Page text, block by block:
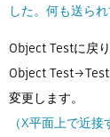
した。何も送ら
Object Testに戻
Object
変更します。
（X平面上で近